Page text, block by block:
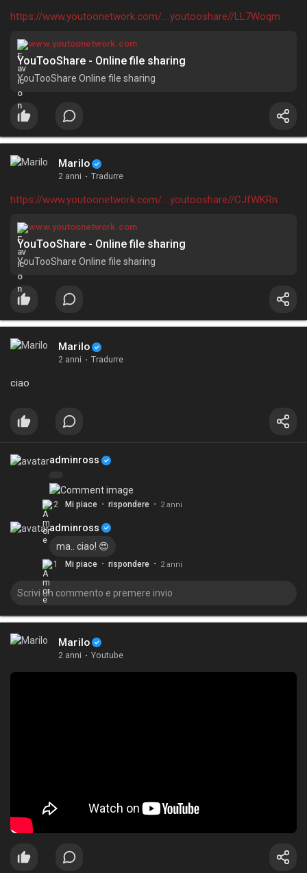
https://www.youtoonetwork.com/....youtooshare//LL7Woqm
www.youtoonetwork.com
YouTooShare - Online file sharing
YouTooShare Online file sharing
Marilo
2 anni · Tradurre
https://www.youtoonetwork.com/....youtooshare//CJfWKRn
www.youtoonetwork.com
YouTooShare - Online file sharing
YouTooShare Online file sharing
Marilo
2 anni · Tradurre
ciao
adminross
2 Mi piace · rispondere · 2 anni
adminross
ma.. ciao! 😍
1 Mi piace · rispondere · 2 anni
Marilo
2 anni · Youtube